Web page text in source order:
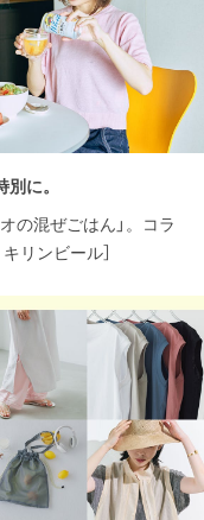
に。
の混ぜごはん」。コラ
リンビール］